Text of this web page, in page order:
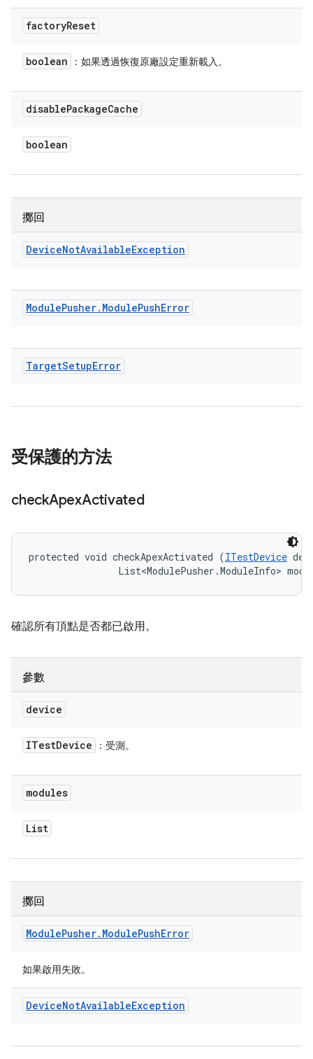
factoryReset
boolean ：如果透過恢復原廠設定重新載入。
disablePackageCache
boolean
擲回
DeviceNotAvailableException
ModulePusher. ModulePushError
TargetSetupError
受保護的方法
checkApexActivated
protected void checkApexActivated (ITestDevice
List<ModulePusher.ModuleInfo>
確認所有頂點是否都已啟用。
參數
device
ITestDevice ：受測。
modules
List
擲回
ModulePusher. ModulePushError
如果啟用失敗。
DeviceNotAvailableException